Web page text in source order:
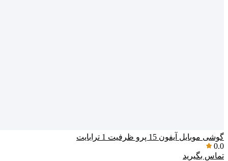
گوشی موبایل آیفون 15 پرو ظرفیت 1 ترابایت
0.0
تماس بگیرید